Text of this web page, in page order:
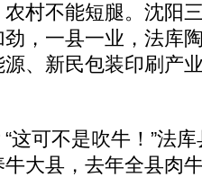
不能短腿。沈阳
，一县一业，法库
、新民包装印刷产
可不是吹牛！”法库
大县，去年全县肉